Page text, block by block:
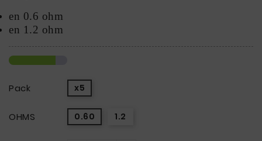
en 0.6 ohm
en 1.2 ohm
Pack x5
OHMS 0.60 1.2